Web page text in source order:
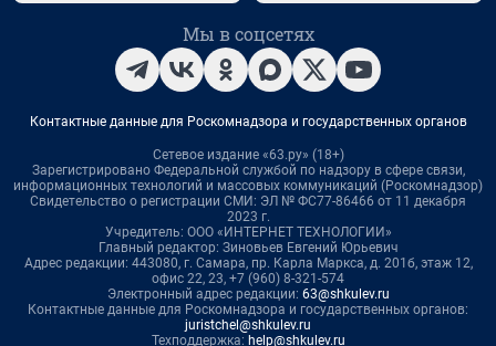
Мы в соцсетях
Контактные данные для Роскомнадзора и государственных органов
Сетевое издание «63.ру» (18+)
Зарегистрировано Федеральной службой по надзору в сфере связи,
информационных технологий и массовых коммуникаций (Роскомнадзор)
Свидетельство о регистрации СМИ: ЭЛ № ФС77-86466 от 11 декабря
2023 г.
Учредитель: ООО «ИНТЕРНЕТ ТЕХНОЛОГИИ»
Главный редактор: Зиновьев Евгений Юрьевич
Адрес редакции: 443080, г. Самара, пр. Карла Маркса, д. 201б, этаж 12,
офис 22, 23, +7 (960) 8-321-574
Электронный адрес редакции: 63@shkulev.ru
Контактные данные для Роскомнадзора и государственных органов:
juristchel@shkulev.ru
Техподдержка: help@shkulev.ru